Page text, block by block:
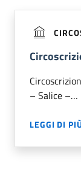
– Salice –…
LEGGI DI